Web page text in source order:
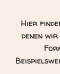
Hier
denen wir